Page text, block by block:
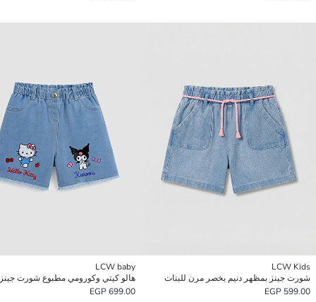
LCW Kids
شورت جينز بمظهر دنيم بخصر مرن للبنات
599.00 EGP
LCW baby
هالو كيتي وكورومي مطبوع شورت
699.00 EGP